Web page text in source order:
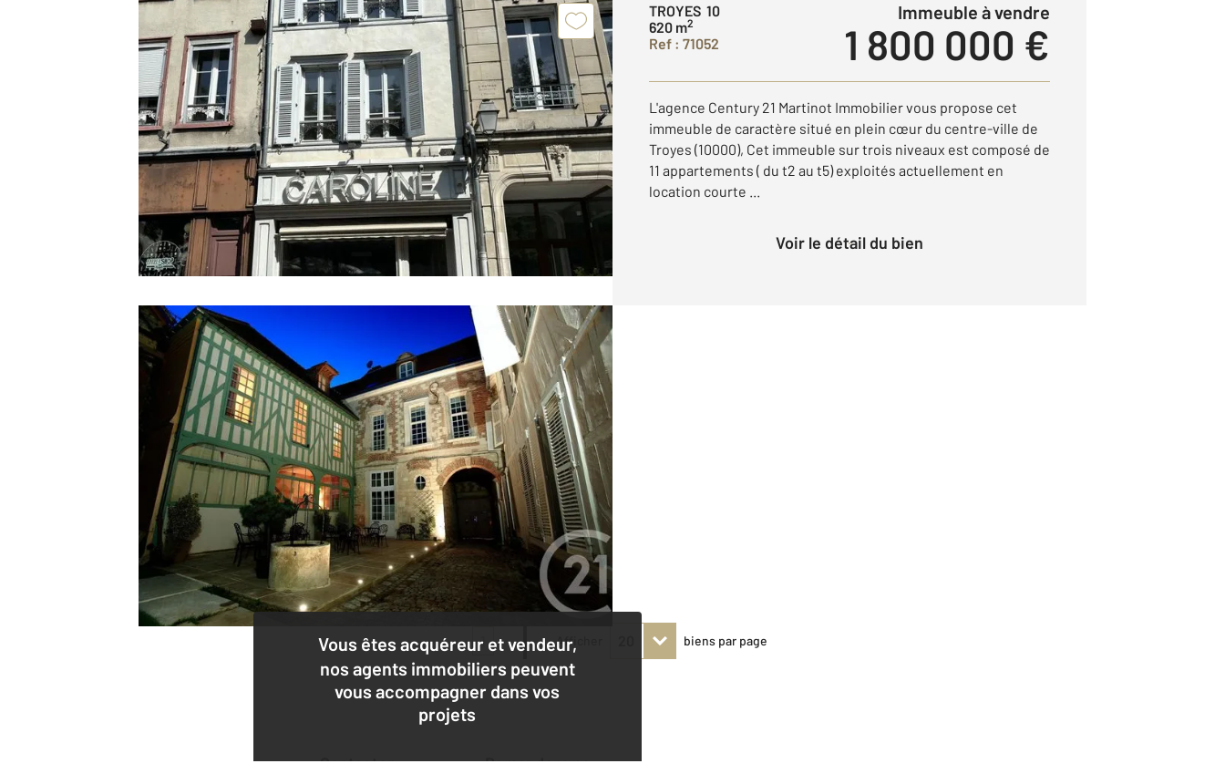
TROYES 10
620 m2
Ref : 71052
Immeuble à vendre
1 800 000 €
L'agence Century 21 Martinot Immobilier vous propose cet
immeuble de caractère situé en plein cœur du centre-ville de
Troyes (10000), Cet immeuble sur trois niveaux est composé de
11 appartements ( du t2 au t5) exploités actuellement en
location courte ...
Voir le détail du bien
Vous êtes acquéreur et vendeur,
nos agents immobiliers peuvent
vous accompagner dans vos
projets
Contacter
Demander une
1 Afficher biens par page